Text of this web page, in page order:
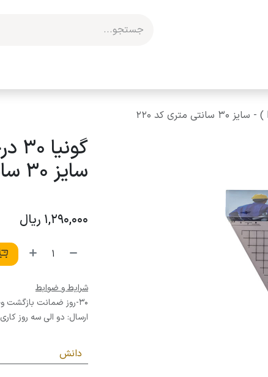
سایز 30 سانتی متری کد 220
1,290,000 ریال
شرایط و ضوابط
30-روز ضمانت بازگشت وجه
ارسال: دو الی سه روز کاری
دانش